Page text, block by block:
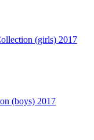
(girls) 2017
(boys) 2017